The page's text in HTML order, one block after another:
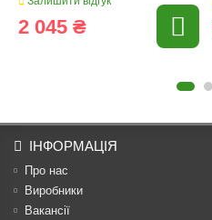
2 045 ₴
ІНФОРМАЦІЯ
Про нас
Виробники
Вакансії